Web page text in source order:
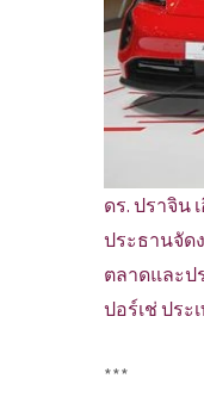
ดร. ปราจิน
ประธานจัดง
ตลาดและป
ปอร์เช่ ประ
***